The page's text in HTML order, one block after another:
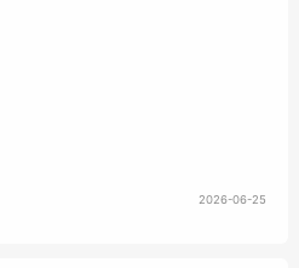
2026-06-25